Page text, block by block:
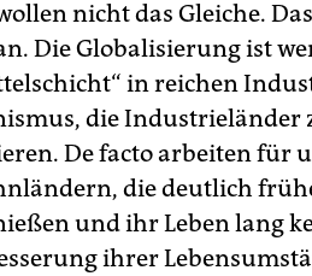
nicht das Gleiche.
Die Globalisierung ist
in reichen
die Industrieländer
De facto arbeiten für
die deutlich
und ihr Leben lang
ihrer